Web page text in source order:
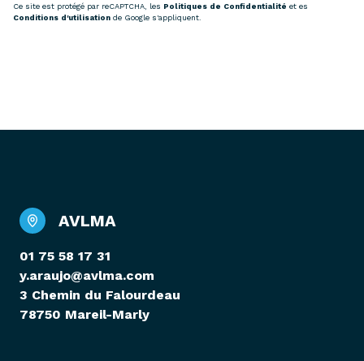
Ce site est protégé par reCAPTCHA, les Politiques de Confidentialité et es
Conditions d'utilisation de Google s'appliquent.
AVLMA
01 75 58 17 31
y.araujo@avlma.com
3 Chemin du Falourdeau
78750 Mareil-Marly